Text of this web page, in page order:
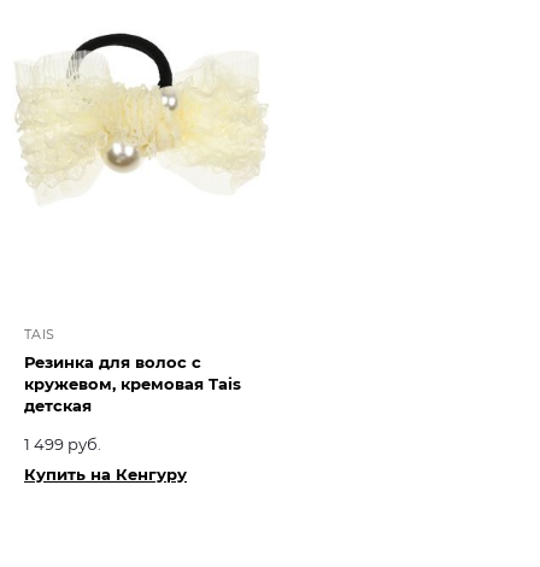
TAIS
Резинка для волос с
кружевом, кремовая Tais
детская
1 499 руб.
Купить на Кенгуру